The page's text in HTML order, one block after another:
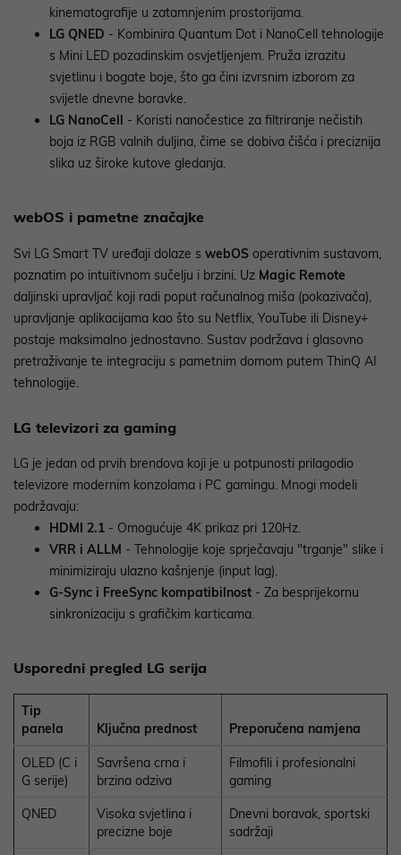
kinematografije u zatamnjenim prostorijama.
LG QNED - Kombinira Quantum Dot i NanoCell tehnologije
s Mini LED pozadinskim osvjetljenjem. Pruža izrazitu
svjetlinu i bogate boje, što ga čini izvrsnim izborom za
svijetle dnevne boravke.
LG NanoCell - Koristi nanočestice za filtriranje nečistih
boja iz RGB valnih duljina, čime se dobiva čišća i preciznija
slika uz široke kutove gledanja.
webOS i pametne značajke
Svi LG Smart TV uređaji dolaze s webOS operativnim sustavom,
poznatim po intuitivnom sučelju i brzini. Uz Magic Remote
daljinski upravljač koji radi poput računalnog miša (pokazivača),
upravljanje aplikacijama kao što su Netflix, YouTube ili Disney+
postaje maksimalno jednostavno. Sustav podržava i glasovno
pretraživanje te integraciju s pametnim domom putem ThinQ AI
tehnologije.
LG televizori za gaming
LG je jedan od prvih brendova koji je u potpunosti prilagodio
televizore modernim konzolama i PC gamingu. Mnogi modeli
podržavaju:
HDMI 2.1 - Omogućuje 4K prikaz pri 120Hz.
VRR i ALLM - Tehnologije koje sprječavaju "trganje" slike i
minimiziraju ulazno kašnjenje (input lag).
G-Sync i FreeSync kompatibilnost - Za besprijekornu
sinkronizaciju s grafičkim karticama.
Usporedni pregled LG serija
Tip
panela
Ključna prednost Preporučena namjena
OLED (C i
G serije)
Savršena crna i
brzina odziva
Filmofili i profesionalni
gaming
QNED
Visoka svjetlina i
precizne boje
Dnevni boravak, sportski
sadržaji